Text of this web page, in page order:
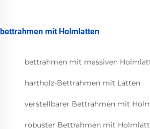
bettrahmen mit Holmlatten
bettrahmen mit massiven
hartholz-Bettrahmen mit Latten
verstellbarer Bettrahmen mit
robuster Bettrahmen mit